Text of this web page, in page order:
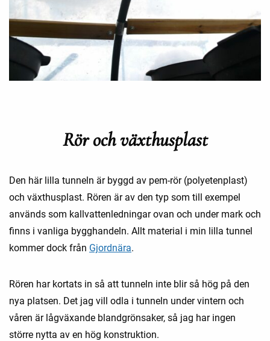
Rör och växthusplast
Den här lilla tunneln är byggd av pem-rör (polyetenplast)
och växthusplast. Rören är av den typ som till exempel
används som kallvattenledningar ovan och under mark och
finns i vanliga bygghandeln. Allt material i min lilla tunnel
kommer dock från Gjordnära.
Rören har kortats in så att tunneln inte blir så hög på den
nya platsen. Det jag vill odla i tunneln under vintern och
våren är lågväxande blandgrönsaker, så jag har ingen
större nytta av en hög konstruktion.